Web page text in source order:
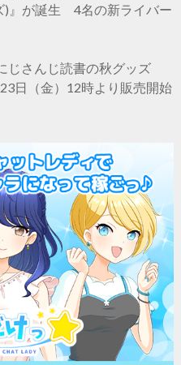
)』が誕生 4名の新ライバー
じさんじ読書の秋グッズ
日（金）12時より販売開始